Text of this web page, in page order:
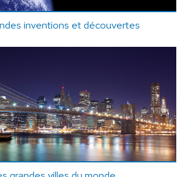
inventions et découvertes